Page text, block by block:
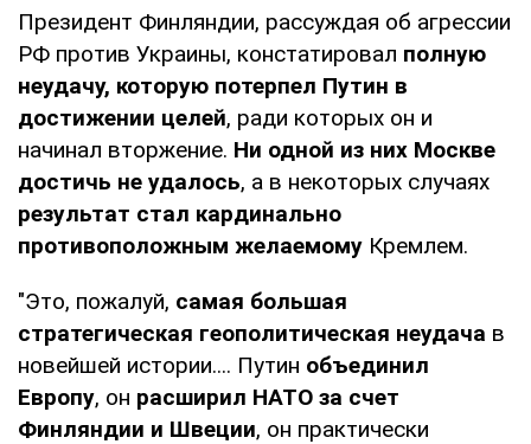
Президент Финляндии, рассуждая об агрессии
РФ против Украины, констатировал полную
неудачу, которую потерпел Путин в
достижении целей, ради которых он и
начинал вторжение. Ни одной из них Москве
достичь не удалось, а в некоторых случаях
результат стал кардинально
противоположным желаемому Кремлем.
"Это, пожалуй, самая большая
стратегическая геополитическая неудача в
новейшей истории.... Путин объединил
Европу, он расширил НАТО за счет
Финляндии и Швеции, он практически